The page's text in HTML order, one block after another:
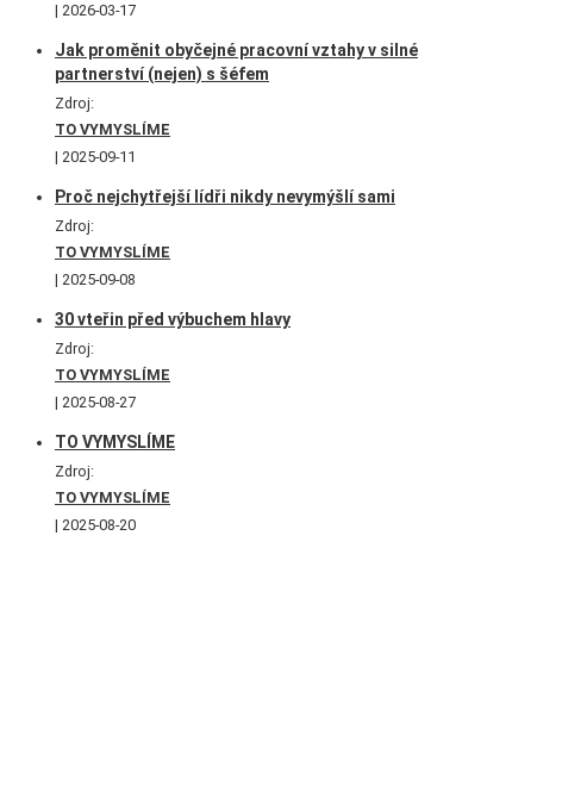
2026-03-17
Jak proměnit obyčejné pracovní vztahy v silné
partnerství (nejen) s šéfem
Zdroj:
TO VYMYSLÍME
2025-09-11
Proč nejchytřejší lídři nikdy nevymýšlí sami
Zdroj:
TO VYMYSLÍME
2025-09-08
30 vteřin před výbuchem hlavy
Zdroj:
TO VYMYSLÍME
2025-08-27
TO VYMYSLÍME
Zdroj:
TO VYMYSLÍME
2025-08-20